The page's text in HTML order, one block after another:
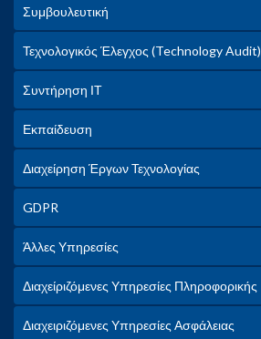
Συμβουλευτική
Τεχνολογικός Έλεγχος (Technology Audit)
Συντήρηση ΙΤ
Εκπαίδευση
Διαχείρηση Έργων Τεχνολογίας
GDPR
Άλλες Υπηρεσίες
Διαχείριζόμενες Υπηρεσίες Πληροφορικής
Διαχειριζόμενες Υπηρεσίες Ασφάλειας